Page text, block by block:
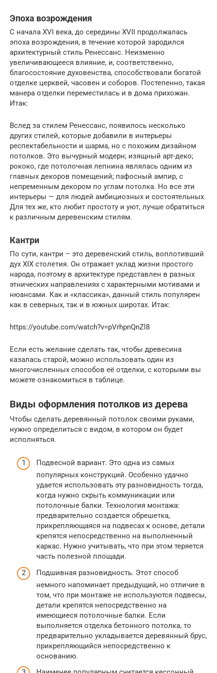
Эпоха возрождения
С начала XVI века, до середины XVII продолжалась
эпоха возрождения, в течение которой зародился
архитектурный стиль Ренессанс. Неизменно
увеличивающееся влияние, и, соответственно,
благосостояние духовенства, способствовали богатой
отделке церквей, часовен и соборов. Постепенно, такая
манера отделки переместилась и в дома прихожан.
Итак:
Вслед за стилем Ренессанс, появилось несколько
других стилей, которые добавили в интерьеры
респектабельности и шарма, но с похожим дизайном
потолков. Это вычурный модерн; изящный арт-деко;
рококо, где потолочная лепнина являлась одним из
главных декоров помещений; пафосный ампир, с
непременным декором по углам потолка. Но все эти
интерьеры — для людей амбициозных и состоятельных.
Для тех же, кто любит простоту и уют, лучше обратиться
к различным деревенским стилям.
Кантри
По сути, кантри – это деревенский стиль, воплотивший
дух XIX столетия. Он отражает уклад жизни простого
народа, поэтому в архитектуре представлен в разных
этнических направлениях с характерными мотивами и
нюансами. Как и «классика», данный стиль популярен
как в северных, так и в южных широтах. Итак:
https://youtube.com/watch?v=pVrhpnQnZl8
Если есть желание сделать так, чтобы древесина
казалась старой, можно использовать один из
многочисленных способов её отделки, с которыми вы
можете ознакомиться в таблице.
Виды оформления потолков из дерева
Чтобы сделать деревянный потолок своими руками,
нужно определиться с видом, в котором он будет
исполняться.
Подвесной вариант. Это одна из самых
популярных конструкций. Особенно удачно
удается использовать эту разновидность тогда,
когда нужно скрыть коммуникации или
потолочные балки. Технология монтажа:
предварительно создается обрешетка,
прикрепляющаяся на подвесах к основе, детали
крепятся непосредственно на выполненный
каркас. Нужно учитывать, что при этом теряется
часть полезной площади.
Подшивная разновидность. Этот способ
немного напоминает предыдущий, но отличие в
том, что при монтаже не используются подвесы,
детали крепятся непосредственно на
имеющиеся потолочные балки. Если
выполняется отделка бетонного потолка, то
предварительно укладывается деревянный брус,
прикрепляющийся непосредственно к
основанию.